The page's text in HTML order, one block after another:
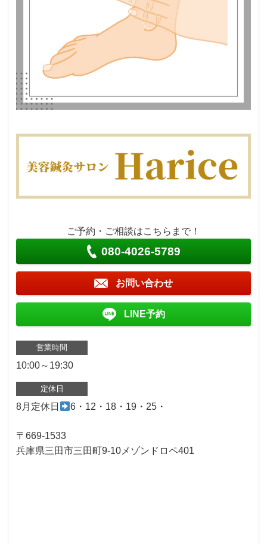
ご予約・ご相談はこちらまで！
080-4026-5789
お問い合わせ
LINE予約
営業時間
10:00～19:30
定休日
8月定休日 6・12・18・19・25・
〒669-1533
兵庫県三田市三田町9-10メゾンドロペ401